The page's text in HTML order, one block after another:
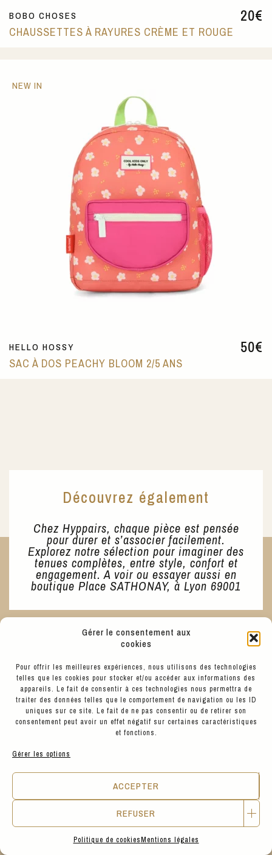
Gérer le consentement aux
cookies
Pour offrir les meilleures expériences, nous utilisons des technologies
telles que les cookies pour stocker et/ou accéder aux informations des
appareils. Le fait de consentir à ces technologies nous permettra de
traiter des données telles que le comportement de navigation ou les ID
uniques sur ce site. Le fait de ne pas consentir ou de retirer son
consentement peut avoir un effet négatif sur certaines caractéristiques
et fonctions.
Gérer les options
ACCEPTER
REFUSER
Politique de cookiesMentions légales
20€
BOBO CHOSES
CHAUSSETTES À RAYURES CRÈME ET ROUGE
50€
HELLO HOSSY
SAC À DOS PEACHY BLOOM 2/5 ANS
NEW IN
Découvrez également
Chez Hyppairs, chaque pièce est pensée
pour durer et s’associer facilement.
Explorez notre sélection pour imaginer des
tenues complètes, entre style, confort et
engagement. A voir ou essayer aussi en
boutique Place SATHONAY, à Lyon 69001
FABRICATION
ARTISANALE